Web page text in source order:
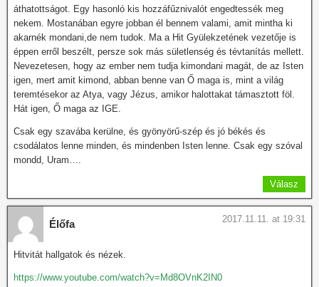
áthatottságot. Egy hasonló kis hozzáfűznivalót engedtessék meg
nekem. Mostanában egyre jobban él bennem valami, amit mintha ki
akarnék mondani,de nem tudok. Ma a Hit Gyülekzetének vezetője is
éppen erről beszélt, persze sok más sületlenség és tévtanítás mellett.
Nevezetesen, hogy az ember nem tudja kimondani magát, de az Isten
igen, mert amit kimond, abban benne van Ő maga is, mint a világ
teremtésekor az Atya, vagy Jézus, amikor halottakat támasztott föl.
Hát igen, Ő maga az IGE.
Csak egy szavába kerülne, és gyönyörű-szép és jó békés és
csodálatos lenne minden, és mindenben Isten lenne. Csak egy szóval
mondd, Uram….
Válasz
Élőfa 2017.11.11. at 19:31
Hitvitát hallgatok és nézek.
https://www.youtube.com/watch?v=Md8OVnK2IN0